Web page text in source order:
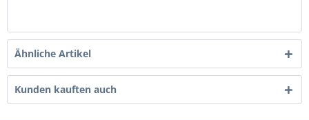
Ähnliche Artikel
Kunden kauften auch